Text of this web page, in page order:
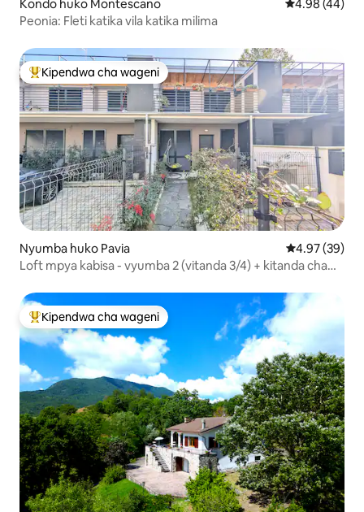
Kondo huko Montescano Ukadiriaji wa
4.98 (44)
Peonia: Fleti katika vila katika milima
Kipendwa maarufu cha wageni
Kipendwa cha wageni
Nyumba huko Pavia Ukadiriaji wa
4.97 (39)
Loft mpya kabisa - vyumba 2 (vitanda 3/4) + kitanda cha
Kipendwa maarufu cha wageni
Kipendwa cha wageni